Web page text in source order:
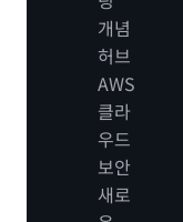
개념
허브
AWS
클라
우드
보안
새로